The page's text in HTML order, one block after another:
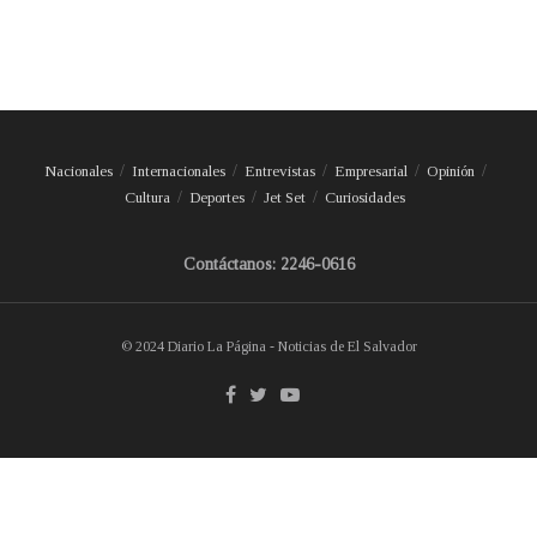
Nacionales Internacionales Entrevistas Empresarial
Opinión
Cultura
Deportes Jet Set Curiosidades
Contáctanos: 2246-0616
© 2024 Diario La Página - Noticias de El Salvador